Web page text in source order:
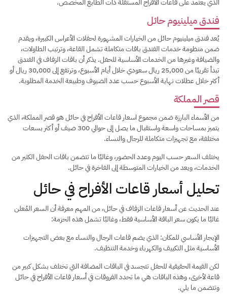
فندق ميلينيوم حائل
يُعد فندق ميلينيوم حائل من الخيارات المشهورة لحفلات الأعراس الكبيرة، ويقدم
ضمن منظومة خدمات الفندق باقات متكاملة تشمل القاعة، وترتيب الطاولات،
والضيافة وغيرها من الخدمات الأساسية للحفل. يذكر أن باقات الزفاف في الفندق
تبدأ تقريبًا من 25,000 ريال سعودي خلال أيام الأسبوع، وترتفع إلى 30,000 ريال أو
أكثر خلال عطلات نهاية الأسبوع حسب عدد الضيوف وطبيعة الخدمة المطلوبة.
قصر المملكة
من الأسماء البارزة ضمن مجموع اسعار قاعات الأفراح في حائل هو قصر المملكة، الذي
يتميز بمساحات واسعة واستقبال ما يصل إلى حوالي 300 ضيف أو أكثر بسعات
مختلفة، مع تجهيزات متكاملة للرجال والنساء.
يختلف السعر حسب اليوم وعدد الحضور، وغالبًا ما تتضمن باقات الحفل الكثير من
الخدمات، ويعد من الخيارات المتوسطة إلى الفاخرة في حائل.
تحليل أسعار قاعات الأفراح في حائل
عند الحديث عن أسعار قاعات الزفاف في حائل، من المهم معرفة أن السعر المُعلن
غالبًا ما يكون سعر الباقة الأساسية فقط، وغالبًا تشمل هذه الحزمة:
الإيجار الأساسي للمكان: الذي يضم قاعات الرجال والنساء مع بعض التجهيزات
الأساسية مثل التكييف والكهرباء وخدمة التنظيف.
​لكن القيمة الحقيقية للحفل تتجسد في الباقات المضافة التي تختلف بشكل كبير من
قاعة لأخرى، وهذه الباقات هي ما تحدد الفروقات في أسعار قاعات الأفراح في حائل
وتتضمن ما يلي.